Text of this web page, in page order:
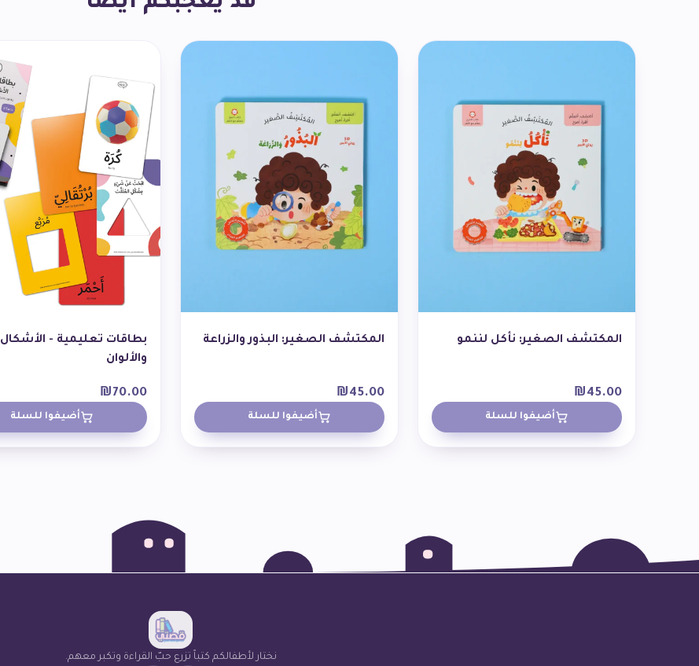
المكتشف الصغير: نأكل لننمو
₪45.00
أضيفوا للسلة
المكتشف الصغير: البذور والزراعة
₪45.00
أضيفوا للسلة
بطاقات تعليمية - الأشكال
والألوان
₪70.00
أضيفوا للسلة
نختار لأطفالكم كتباً تزرع حبّ القراءة وتكبر معهم.